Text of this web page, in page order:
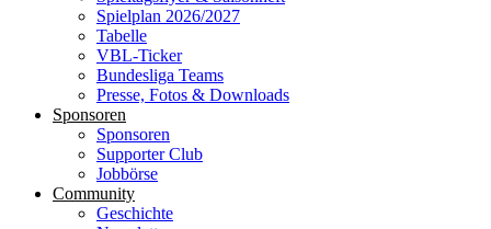
Spielplan 2026/2027
Tabelle
VBL-Ticker
Bundesliga Teams
Presse, Fotos & Downloads
Sponsoren
Sponsoren
Supporter Club
Jobbörse
Community
Geschichte